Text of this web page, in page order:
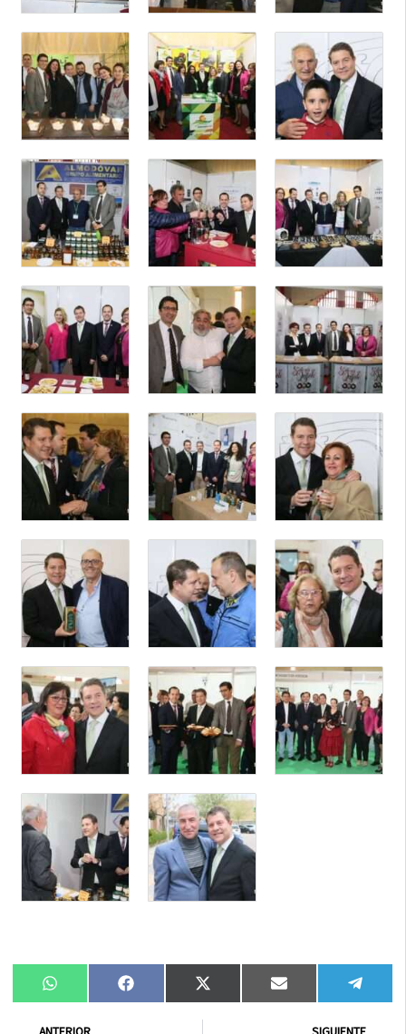
Compartir
en
WhatsAppCompartir
en
FacebookCompartir
en
X
(Twitter)
Compartir
en
Email
en